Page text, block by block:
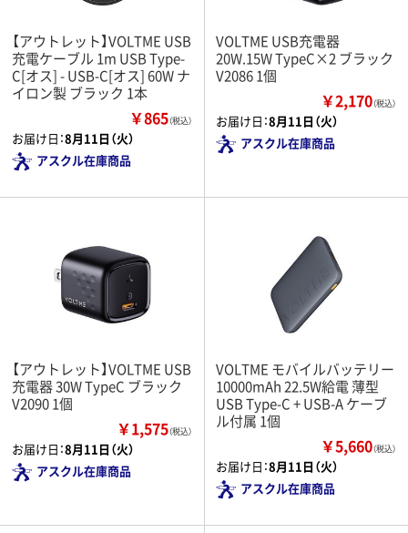
【アウトレット】VOLTME USB
充電ケーブル 1m USB Type-
C[オス] - USB-C[オス] 60W ナ
イロン製 ブラック 1本
￥865（税込）
お届け日：8月11日（火）
アスクル在庫商品
VOLTME USB充電器
20W.15W TypeC×2 ブラック
V2086 1個
￥2,170（税込）
お届け日：8月11日（火）
アスクル在庫商品
【アウトレット】VOLTME USB
充電器 30W TypeC ブラック
V2090 1個
￥1,575（税込）
お届け日：8月11日（火）
アスクル在庫商品
VOLTME モバイルバッテリー
10000mAh 22.5W給電 薄型
USB Type-C + USB-A ケーブ
ル付属 1個
￥5,660（税込）
お届け日：8月11日（火）
アスクル在庫商品